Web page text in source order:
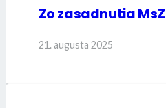
Zo zasadnutia MsZ
21. augusta 2025